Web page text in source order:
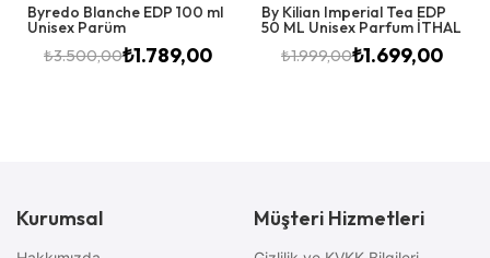
Byredo Blanche EDP 100 ml
Unisex Parüm
₺3.500,00₺1.789,00
By Kilian Imperial Tea EDP
50 ML Unisex Parfum İTHAL
₺1.999,00₺1.699,00
Kurumsal Müşteri Hizmetleri